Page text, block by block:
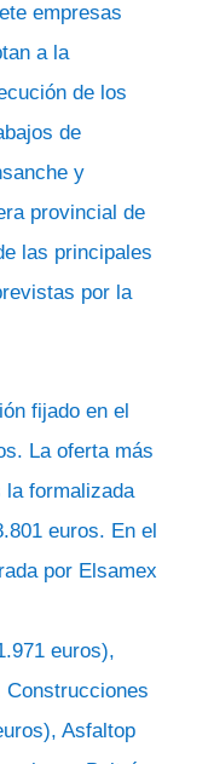
empresas
a la
de los
de
y
provincial de
las principales
por la
fijado en el
La oferta más
la formalizada
euros. En el
por Elsamex
euros),
Construcciones
Asfaltop